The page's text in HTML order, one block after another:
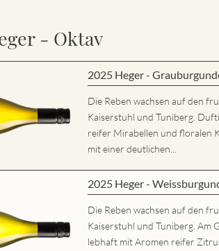
- Oktav
2025 Heger -
Die Reben wachsen auf den
Kaiserstuhl und Tuniberg.
reifer Mirabellen und floralen
mit einer deutlichen...
2025 Heger -
Die Reben wachsen auf den
Kaiserstuhl und Tuniberg. Am
lebhaft mit Aromen reifer